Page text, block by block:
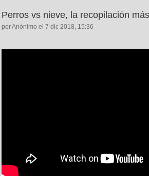
Perros vs nieve, la recopilación
por Anónimo el 7 dic 2018, 15:36